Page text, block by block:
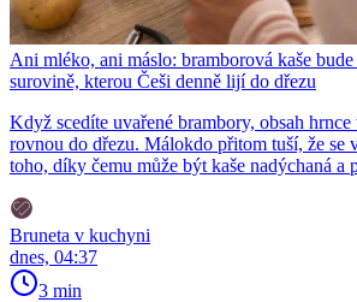
Ani mléko, ani máslo: bramborová kaše
surovině, kterou Češi denně lijí do dřezu
Když scedíte uvařené brambory, obsah
rovnou do dřezu. Málokdo přitom tuší, že se
toho, díky čemu může být kaše nadýchaná a
Bruneta v kuchyni
dnes, 04:37
3 min